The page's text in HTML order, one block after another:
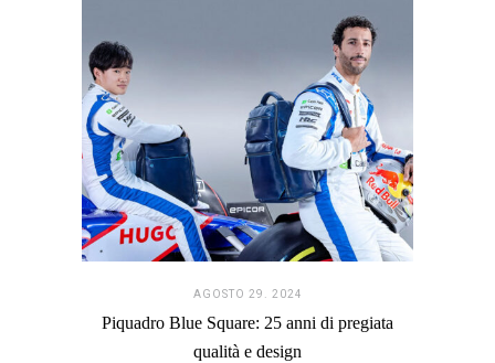
AGOSTO 29. 2024
Piquadro Blue Square: 25 anni di pregiata
qualità e design